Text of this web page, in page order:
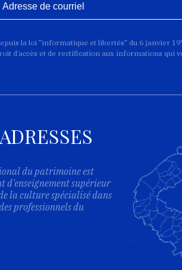
la loi "informatique et libertés" du 6 janvier
d’accès et de rectification aux informations qui
du patrimoine est
d'enseignement supérieur
la culture spécialisé dans
professionnels du